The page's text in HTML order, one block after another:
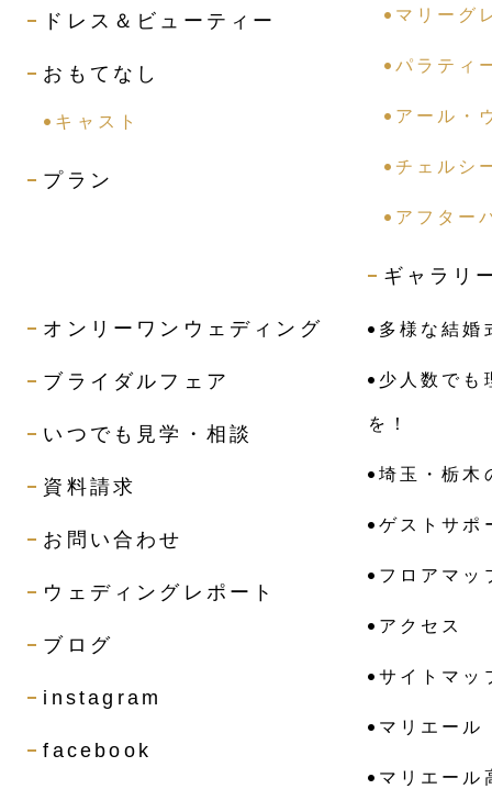
ドレス＆ビューティー
おもてなし
キャスト
プラン
マリーグ
パラティ
アール・
チェルシ
アフター
ギャラリ
オンリーワンウェディング
ブライダルフェア
いつでも見学・相談
資料請求
お問い合わせ
ウェディングレポート
ブログ
instagram
facebook
多様な結婚
少人数でも
を！
埼玉・栃木
ゲストサポ
フロアマッ
アクセス
サイトマッ
マリエール
マリエール